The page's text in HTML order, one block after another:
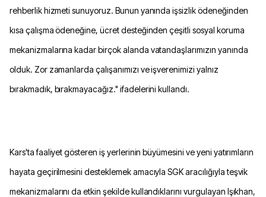
rehberlik hizmeti sunuyoruz. Bunun yanında işsizlik ödeneğinden
kısa çalışma ödeneğine, ücret desteğinden çeşitli sosyal koruma
mekanizmalarına kadar birçok alanda vatandaşlarımızın yanında
olduk. Zor zamanlarda çalışanımızı ve işverenimizi yalnız
bırakmadık, bırakmayacağız." ifadelerini kullandı.
Kars'ta faaliyet gösteren iş yerlerinin büyümesini ve yeni yatırımların
hayata geçirilmesini desteklemek amacıyla SGK aracılığıyla teşvik
mekanizmalarını da etkin şekilde kullandıklarını vurgulayan Işıkhan,